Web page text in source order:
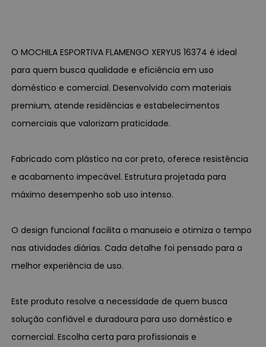
O MOCHILA ESPORTIVA FLAMENGO XERYUS 16374 é ideal
para quem busca qualidade e eficiência em uso
doméstico e comercial. Desenvolvido com materiais
premium, atende residências e estabelecimentos
comerciais que valorizam praticidade.
Fabricado com plástico na cor preto, oferece resistência
e acabamento impecável. Estrutura projetada para
máximo desempenho sob uso intenso.
O design funcional facilita o manuseio e otimiza o tempo
nas atividades diárias. Cada detalhe foi pensado para a
melhor experiência de uso.
Este produto resolve a necessidade de quem busca
solução confiável e duradoura para uso doméstico e
comercial. Escolha certa para profissionais e